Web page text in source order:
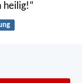
heilig!“